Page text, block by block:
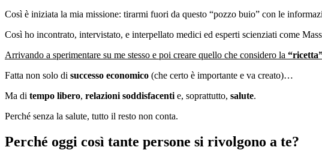
Così è iniziata la mia missione: tirarmi fuori da questo “pozzo buio” con le
Così ho incontrato, intervistato, e interpellato medici ed esperti scienziati come
Arrivando a sperimentare su me stesso e poi creare quello che considero la
Fatta non solo di successo economico (che certo è importante e va creato)…
Ma di tempo libero, relazioni soddisfacenti e, soprattutto, salute.
Perché senza la salute, tutto il resto non conta.
Perché oggi così tante persone si rivolgono a te?